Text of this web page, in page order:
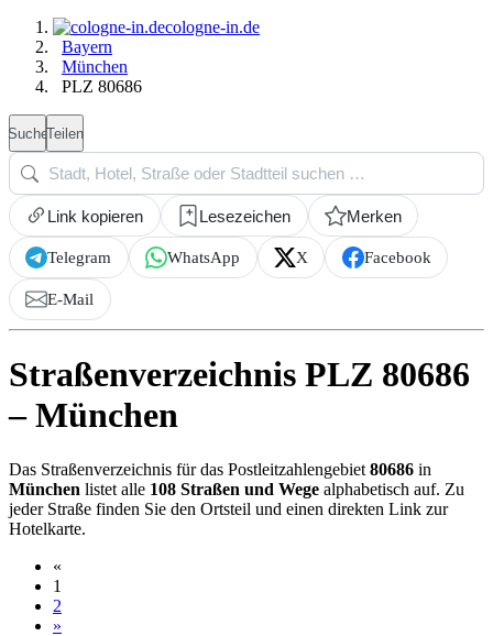
cologne-in.de
Bayern
München
PLZ 80686
SucheTeilen
Link kopieren Lesezeichen Merken
Telegram WhatsApp X Facebook
E-Mail
Straßenverzeichnis PLZ 80686
– München
Das Straßenverzeichnis für das Postleitzahlengebiet 80686 in
München listet alle 108 Straßen und Wege alphabetisch auf. Zu
jeder Straße finden Sie den Ortsteil und einen direkten Link zur
Hotelkarte.
«
1
2
»